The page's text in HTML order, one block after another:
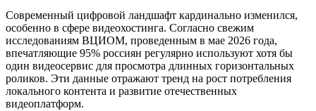
Современный цифровой ландшафт кардинально изменился,
особенно в сфере видеохостинга. Согласно свежим
исследованиям ВЦИОМ, проведенным в мае 2026 года,
впечатляющие 95% россиян регулярно используют хотя бы
один видеосервис для просмотра длинных горизонтальных
роликов. Эти данные отражают тренд на рост потребления
локального контента и развитие отечественных
видеоплатформ.